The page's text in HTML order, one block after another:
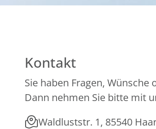
Kontakt
Sie haben Fragen,
Dann nehmen Sie bitte mit
Waldluststr. 1, 85540